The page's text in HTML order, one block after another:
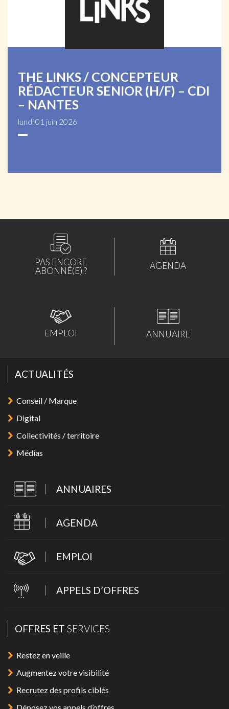
THE LINKS / CONCEPTEUR
RÉDACTEUR SENIOR (H/F) – CDI
– NANTES
lundi 01 juin 2026
PAS ENCORE
ABONNÉ(E) ?
AGENDA
EMPLOI ANNUAIRE
ACTUALITÉS
Conseil / Marque
Digital
Collectivités / territoire
Médias
ANNUAIRES
AGENDA
EMPLOI
APPELS D’OFFRES
OFFRES ET SERVICES
Restez en veille
Augmentez votre visibilité
Recrutez des profils ciblés